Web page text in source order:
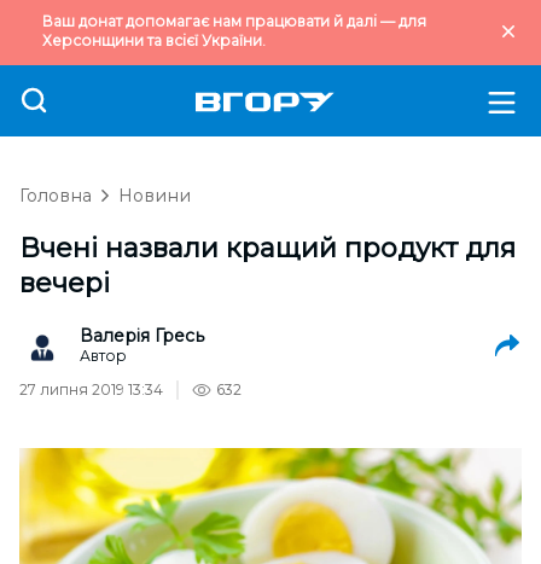
Ваш донат допомагає нам працювати й далі — для
Херсонщини та всієї України.
Головна Новини
Вчені назвали кращий продукт для
вечері
Валерія Гресь
Автор
27 липня 2019 13:34
632